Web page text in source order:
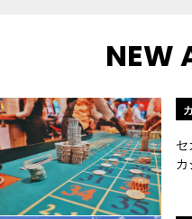
NEW
カ